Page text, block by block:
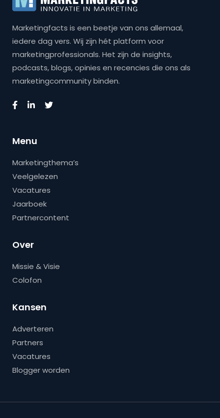
Marketingfacts is een beetje van ons allemaal,
iedere dag vers. Wij zijn hét platform voor
marketingprofessionals. Het zijn de insights,
podcasts, blogs, opinies en recencies die ons als
marketingcommunity binden.
Menu
Marketingthema’s
Veelgelezen
Vacatures
Jaarboek
Partnercontent
Over
Missie & Visie
Colofon
Kansen
Adverteren
Partners
Vacatures
Blogger worden